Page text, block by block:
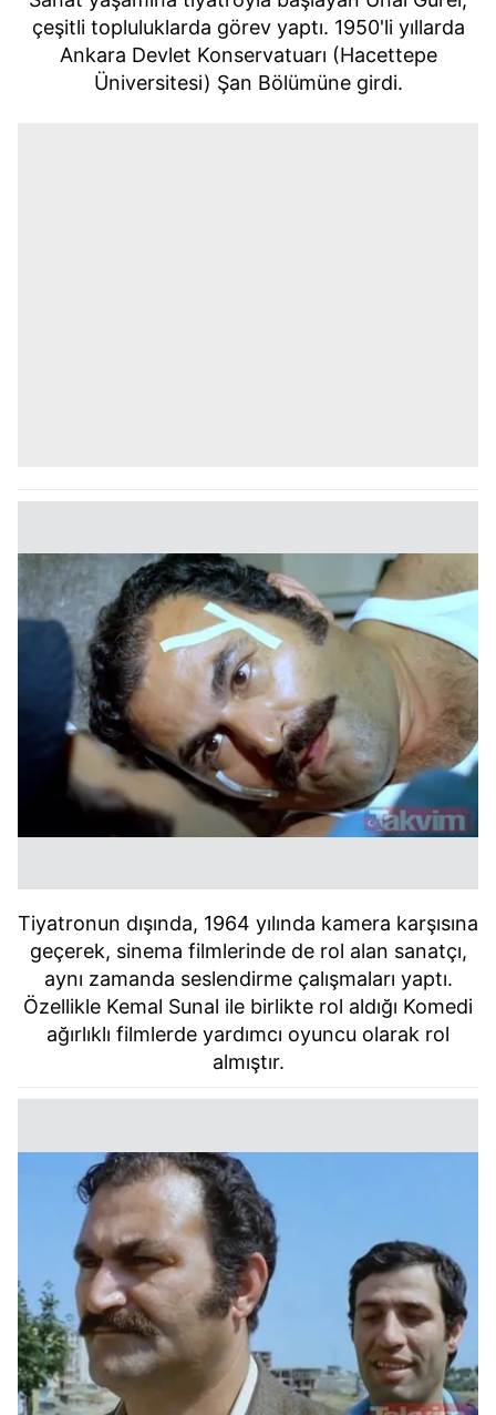
çeşitli topluluklarda görev yaptı. 1950'li yıllarda
Ankara Devlet Konservatuarı (Hacettepe
Üniversitesi) Şan Bölümüne girdi.
Tiyatronun dışında, 1964 yılında kamera karşısına
geçerek, sinema filmlerinde de rol alan sanatçı,
aynı zamanda seslendirme çalışmaları yaptı.
Özellikle Kemal Sunal ile birlikte rol aldığı Komedi
ağırlıklı filmlerde yardımcı oyuncu olarak rol
almıştır.